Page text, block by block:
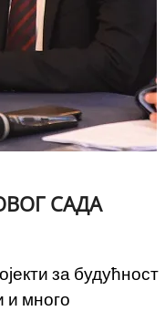
САДА
за будућност
и много